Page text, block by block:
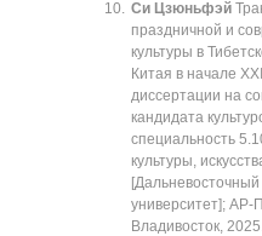
Си Цзюньфэй
праздничной и
культуры в
Китая в начале
диссертации на
кандидата
специальность
культуры,
университет]; АР-
Владивосток,